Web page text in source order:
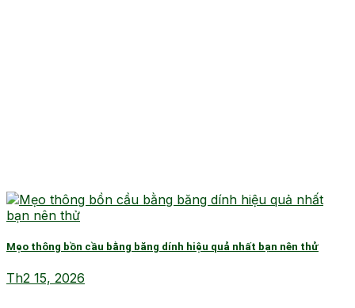
Mẹo thông bồn cầu bằng băng dính hiệu quả nhất bạn nên thử
Th2 15, 2026